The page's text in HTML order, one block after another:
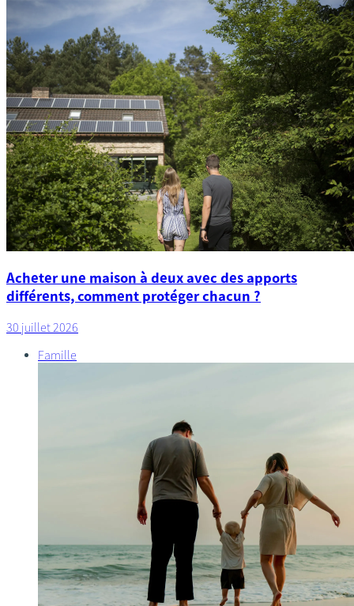
Acheter une maison à deux avec des apports
différents, comment protéger chacun ?
30 juillet 2026
Famille